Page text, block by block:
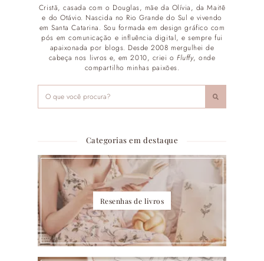
Cristã, casada com o Douglas, mãe da Olívia, da Maitê
e do Otávio. Nascida no Rio Grande do Sul e vivendo
em Santa Catarina. Sou formada em design gráfico com
pós em comunicação e influência digital, e sempre fui
apaixonada por blogs. Desde 2008 mergulhei de
cabeça nos livros e, em 2010, criei o Fluffy, onde
compartilho minhas paixões.
Categorias em destaque
Resenhas de livros